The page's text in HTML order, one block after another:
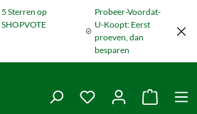
5 Sterren op
SHOPVOTE
Probeer-Voordat-
U-Koopt: Eerst
proeven, dan
besparen
Je hebt 0 items op
De